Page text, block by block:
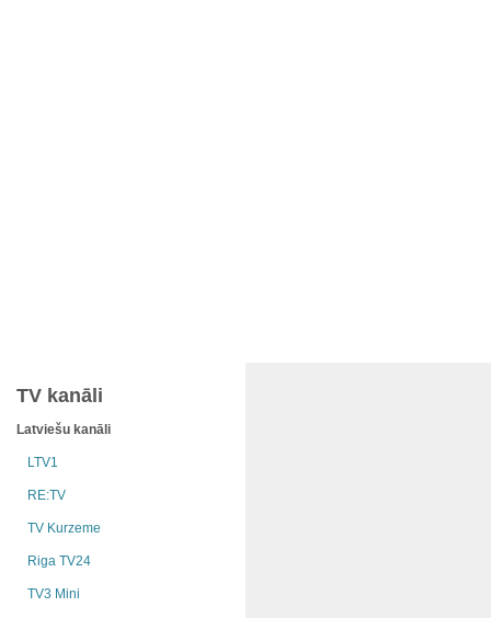
TV kanāli
Latviešu kanāli
LTV1
RE:TV
TV Kurzeme
Riga TV24
TV3 Mini